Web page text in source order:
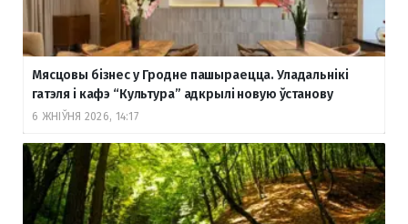
Мясцовы бізнес у Гродне пашыраецца. Уладальнікі
гатэля і кафэ “Культура” адкрылі новую ўстанову
6 ЖНІЎНЯ 2026, 14:17